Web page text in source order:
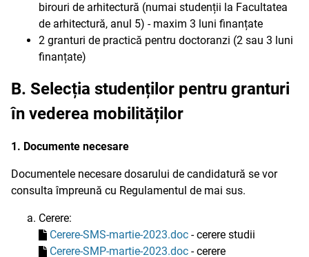
birouri de arhitectură (numai studenții la Facultatea
de arhitectură, anul 5) - maxim 3 luni finanțate
2 granturi de practică pentru doctoranzi (2 sau 3 luni
finanțate)
B. Selecția studenților pentru granturi
în vederea mobilităților
1. Documente necesare
Documentele necesare dosarului de candidatură se vor
consulta împreună cu Regulamentul de mai sus.
Cerere:
Cerere-SMS-martie-2023.doc - cerere studii
Cerere-SMP-martie-2023.doc - cerere